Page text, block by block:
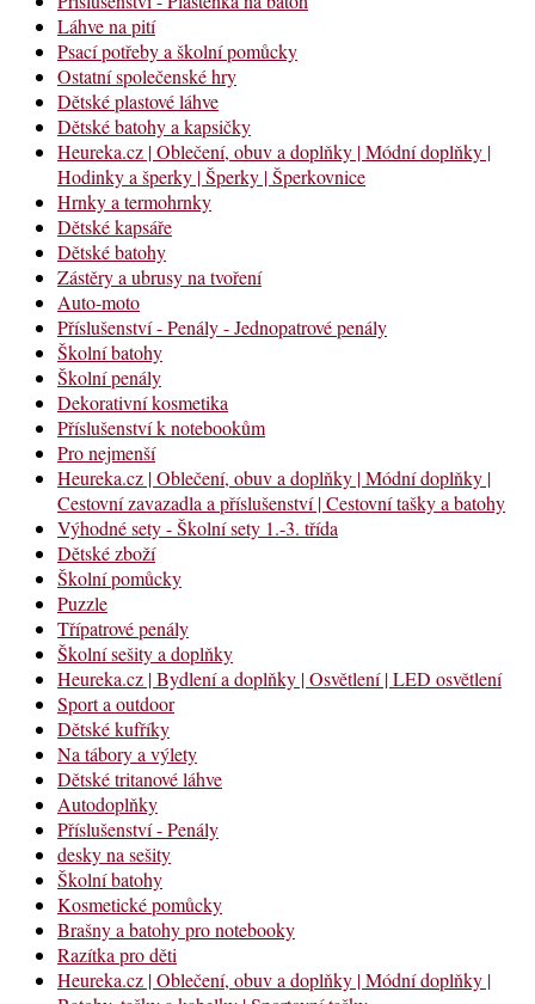
Láhve na pití
Psací potřeby a školní pomůcky
Ostatní společenské hry
Dětské plastové láhve
Dětské batohy a kapsičky
Heureka.cz | Oblečení, obuv a doplňky | Módní doplňky |
Hodinky a šperky | Šperky | Šperkovnice
Hrnky a termohrnky
Dětské kapsáře
Dětské batohy
Zástěry a ubrusy na tvoření
Auto-moto
Příslušenství - Penály - Jednopatrové penály
Školní batohy
Školní penály
Dekorativní kosmetika
Příslušenství k notebookům
Pro nejmenší
Heureka.cz | Oblečení, obuv a doplňky | Módní doplňky |
Cestovní zavazadla a příslušenství | Cestovní tašky a batohy
Výhodné sety - Školní sety 1.-3. třída
Dětské zboží
Školní pomůcky
Puzzle
Třípatrové penály
Školní sešity a doplňky
Heureka.cz | Bydlení a doplňky | Osvětlení | LED osvětlení
Sport a outdoor
Dětské kufříky
Na tábory a výlety
Dětské tritanové láhve
Autodoplňky
Příslušenství - Penály
desky na sešity
Školní batohy
Kosmetické pomůcky
Brašny a batohy pro notebooky
Razítka pro děti
Heureka.cz | Oblečení, obuv a doplňky | Módní doplňky |